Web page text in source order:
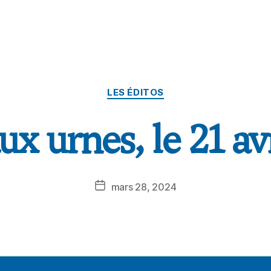
LES ÉDITOS
urnes, le 21
mars 28, 2024